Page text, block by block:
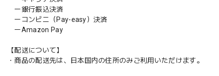
ー銀行振込決済
ーコンビニ（Pay-easy）決済
ーAmazon Pay
【配送について】
・商品の配送先は、日本国内の住所のみご利用いただけます。